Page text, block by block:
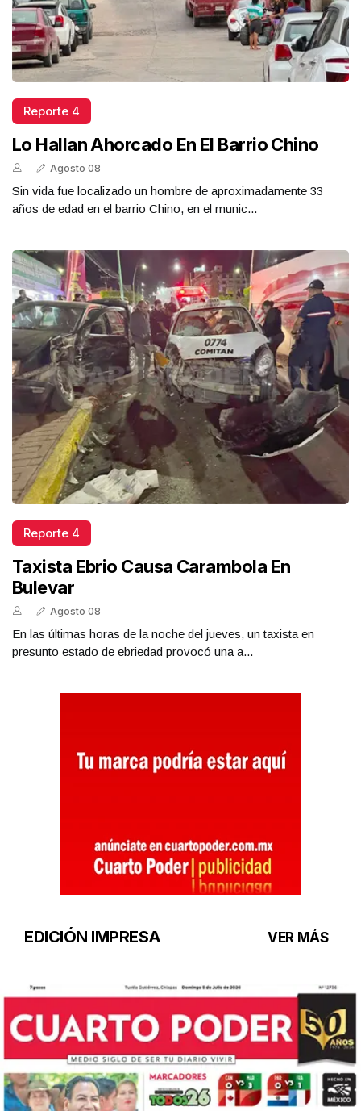
Reporte 4
Lo Hallan Ahorcado En El Barrio Chino
Agosto 08
Sin vida fue localizado un hombre de aproximadamente 33
años de edad en el barrio Chino, en el munic...
Reporte 4
Taxista Ebrio Causa Carambola En
Bulevar
Agosto 08
En las últimas horas de la noche del jueves, un taxista en
presunto estado de ebriedad provocó una a...
EDICIÓN IMPRESA VER MÁS